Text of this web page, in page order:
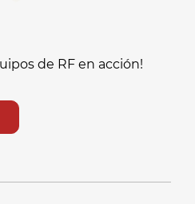
de RF en acción!